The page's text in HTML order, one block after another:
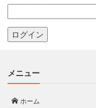
メニュー
ホーム